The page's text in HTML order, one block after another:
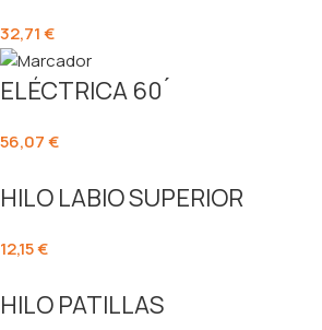
32,71€
ELÉCTRICA 60 ́
56,07€
HILO LABIO SUPERIOR
12,15€
HILO PATILLAS